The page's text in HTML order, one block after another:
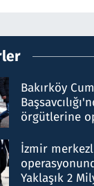
Bakırköy
örgütlerine
İzmir
Yaklaşık 2